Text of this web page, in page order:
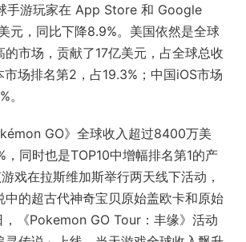
手游玩家在 App Store 和 Google
元，同比下降8.9%。美国依然是全球
市场，贡献了17亿美元，占全球总收
市场排名第2，占19.3%；中国iOS市场
。
GO》全球收入超过8400万美
，同时也是TOP10中增幅排名第1的产
戏在拉斯维加斯举行两天线下活动，
中的超古代神奇宝贝原始盖欧卡和原始
《Pokemon GO Tour：丰缘》活动